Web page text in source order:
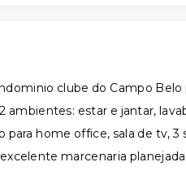
clube do Campo Belo
estar e jantar,
home office, sala de tv, 3
marcenaria